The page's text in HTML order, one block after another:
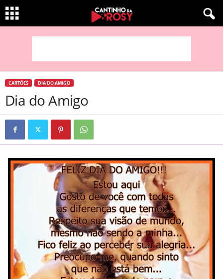
CARTÕES DIA DO AMIGO
Dia do Amigo